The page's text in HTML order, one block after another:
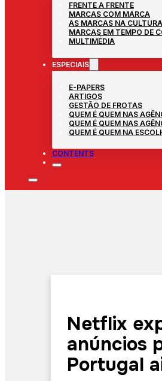
FRENTE A FRENTE
MARCAS COM MARCA
AS MARCAS NA CULTURA
MARCAS EM TEMPO DE
MULTIMÉDIA
ESPECIAIS
E-PAPERS
ARTIGOS
GESTÃO DE FROTAS
QUEM É QUEM NAS
QUEM É QUEM NAS
QUEM É QUEM NA
CONTENTS
Netflix
anúncios
Portugal